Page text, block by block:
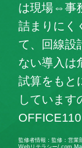
は現場⇔事
詰まりにく
て、回線設
ない導入は
試算をもと
しています
監修者情報：監修：営業
Webリテラシー/.com